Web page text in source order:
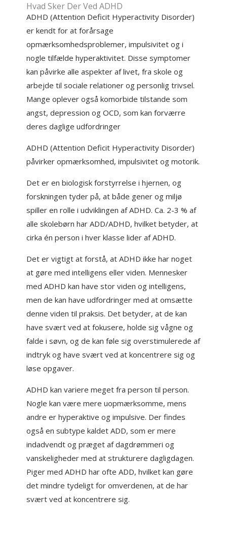
Hvad Sker Der Ved ADHD
ADHD (Attention Deficit Hyperactivity Disorder)
er kendt for at forårsage
opmærksomhedsproblemer, impulsivitet og i
nogle tilfælde hyperaktivitet. Disse symptomer
kan påvirke alle aspekter af livet, fra skole og
arbejde til sociale relationer og personlig trivsel.
Mange oplever også komorbide tilstande som
angst, depression og OCD, som kan forværre
deres daglige udfordringer
ADHD (Attention Deficit Hyperactivity Disorder)
påvirker opmærksomhed, impulsivitet og motorik.
Det er en biologisk forstyrrelse i hjernen, og
forskningen tyder på, at både gener og miljø
spiller en rolle i udviklingen af ADHD. Ca. 2-3 % af
alle skolebørn har ADD/ADHD, hvilket betyder, at
cirka én person i hver klasse lider af ADHD.
Det er vigtigt at forstå, at ADHD ikke har noget
at gøre med intelligens eller viden. Mennesker
med ADHD kan have stor viden og intelligens,
men de kan have udfordringer med at omsætte
denne viden til praksis. Det betyder, at de kan
have svært ved at fokusere, holde sig vågne og
falde i søvn, og de kan føle sig overstimulerede af
indtryk og have svært ved at koncentrere sig og
løse opgaver.
ADHD kan variere meget fra person til person.
Nogle kan være mere uopmærksomme, mens
andre er hyperaktive og impulsive. Der findes
også en subtype kaldet ADD, som er mere
indadvendt og præget af dagdrømmeri og
vanskeligheder med at strukturere dagligdagen.
Piger med ADHD har ofte ADD, hvilket kan gøre
det mindre tydeligt for omverdenen, at de har
svært ved at koncentrere sig.